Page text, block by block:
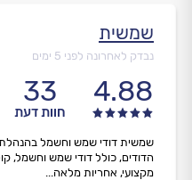
שמשית
נבדק לאחרונה לפני 5 ימים
4.88
33
חוות דעת
שמשית דודי שמש וחשמל
הדודים, כולל דודי שמש וחשמל,
מקצועי, אחריות מלאה...